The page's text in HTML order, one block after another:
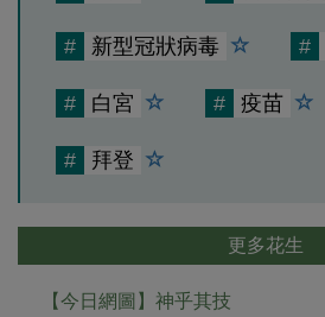
# 新型冠狀病毒 #
# 白宮 # 疫苗
# 拜登
更多花生
【今日網圖】神乎其技